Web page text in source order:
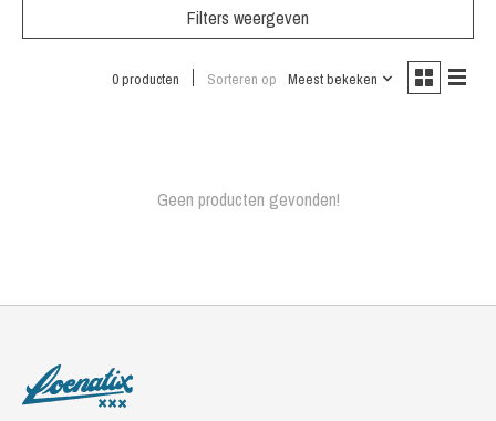
Filters weergeven
0 producten Sorteren op Meest bekeken
Geen producten gevonden!